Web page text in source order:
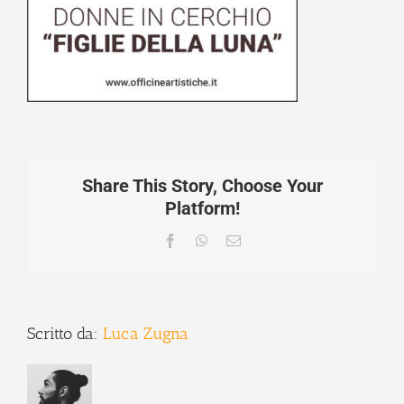
Share This Story, Choose Your
Platform!
FacebookWhatsApp
Email
Scritto da: Luca Zugna